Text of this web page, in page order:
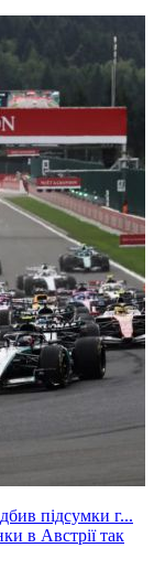
в Австрії так